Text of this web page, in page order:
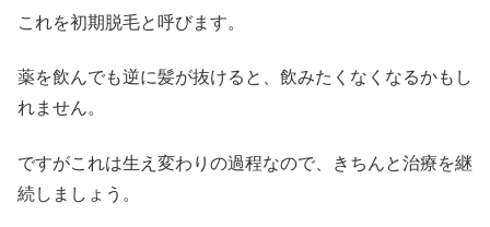
これを初期脱毛と呼びます。
薬を飲んでも逆に髪が抜けると、飲みたくなくなるかもし
れません。
ですがこれは生え変わりの過程なので、きちんと治療を継
続しましょう。